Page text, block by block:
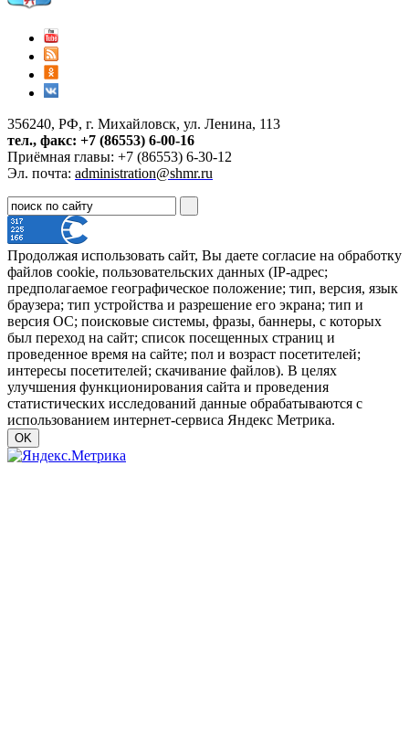
356240, РФ, г. Михайловск, ул. Ленина, 113
тел., факс: +7 (86553) 6-00-16
Приёмная главы: +7 (86553) 6-30-12
Эл. почта: administration@shmr.ru
Продолжая использовать сайт, Вы даете согласие на обработку
файлов cookie, пользовательских данных (IP-адрес;
предполагаемое географическое положение; тип, версия, язык
браузера; тип устройства и разрешение его экрана; тип и
версия ОС; поисковые системы, фразы, баннеры, с которых
был переход на сайт; список посещенных страниц и
проведенное время на сайте; пол и возраст посетителей;
интересы посетителей; скачивание файлов). В целях
улучшения функционирования сайта и проведения
статистических исследований данные обрабатываются с
использованием интернет-сервиса Яндекс Метрика.
OK